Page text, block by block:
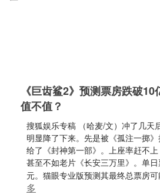
《巨齿鲨2》预测票房跌破
值不值？
搜狐娱乐专稿 （哈麦/文）冲了几天
明显降了下来。先是被《孤注一掷
给了《封神第一部》。上座率赶不
甚至不如老片《长安三万里》。单
元。猫眼专业版预测其最终总票房
多